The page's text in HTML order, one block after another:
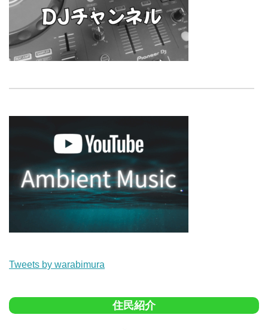
Tweets by warabimura
住民紹介